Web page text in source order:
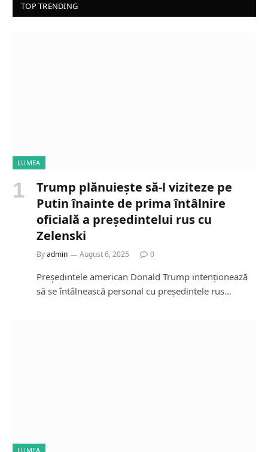
TOP TRENDING
LUMEA
Trump plănuiește să-l viziteze pe
Putin înainte de prima întâlnire
oficială a președintelui rus cu
Zelenski
Byadmin August 6, 2025 0
Președintele american Donald Trump intenționează
să se întâlnească personal cu președintele rus…
LUMEA